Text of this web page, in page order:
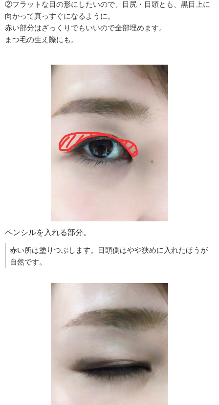
②フラットな目の形にしたいので、目尻・目頭とも、黒目上に
向かって真っすぐになるように。
赤い部分はざっくりでもいいので全部埋めます。
まつ毛の生え際にも。
ペンシルを入れる部分。
赤い所は塗りつぶします。目頭側はやや狭めに入れたほうが
自然です。